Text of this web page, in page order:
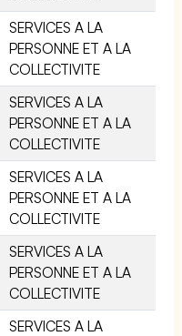
SERVICES A LA
PERSONNE ET A LA
COLLECTIVITE
SERVICES A LA
PERSONNE ET A LA
COLLECTIVITE
SERVICES A LA
PERSONNE ET A LA
COLLECTIVITE
SERVICES A LA
PERSONNE ET A LA
COLLECTIVITE
SERVICES A LA